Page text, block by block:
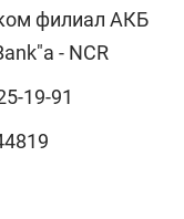
филиал АКБ
- NCR
19-91